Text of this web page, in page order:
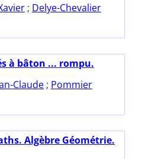
; Delye-Chevalier
à bâton ... rompu.
Claude ; Pommier
Algèbre Géométrie.